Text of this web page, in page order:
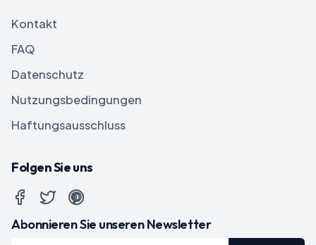
Kontakt
FAQ
Datenschutz
Nutzungsbedingungen
Haftungsausschluss
Folgen Sie uns
Abonnieren Sie unseren Newsletter